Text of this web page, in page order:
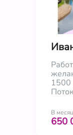
1500
В
650